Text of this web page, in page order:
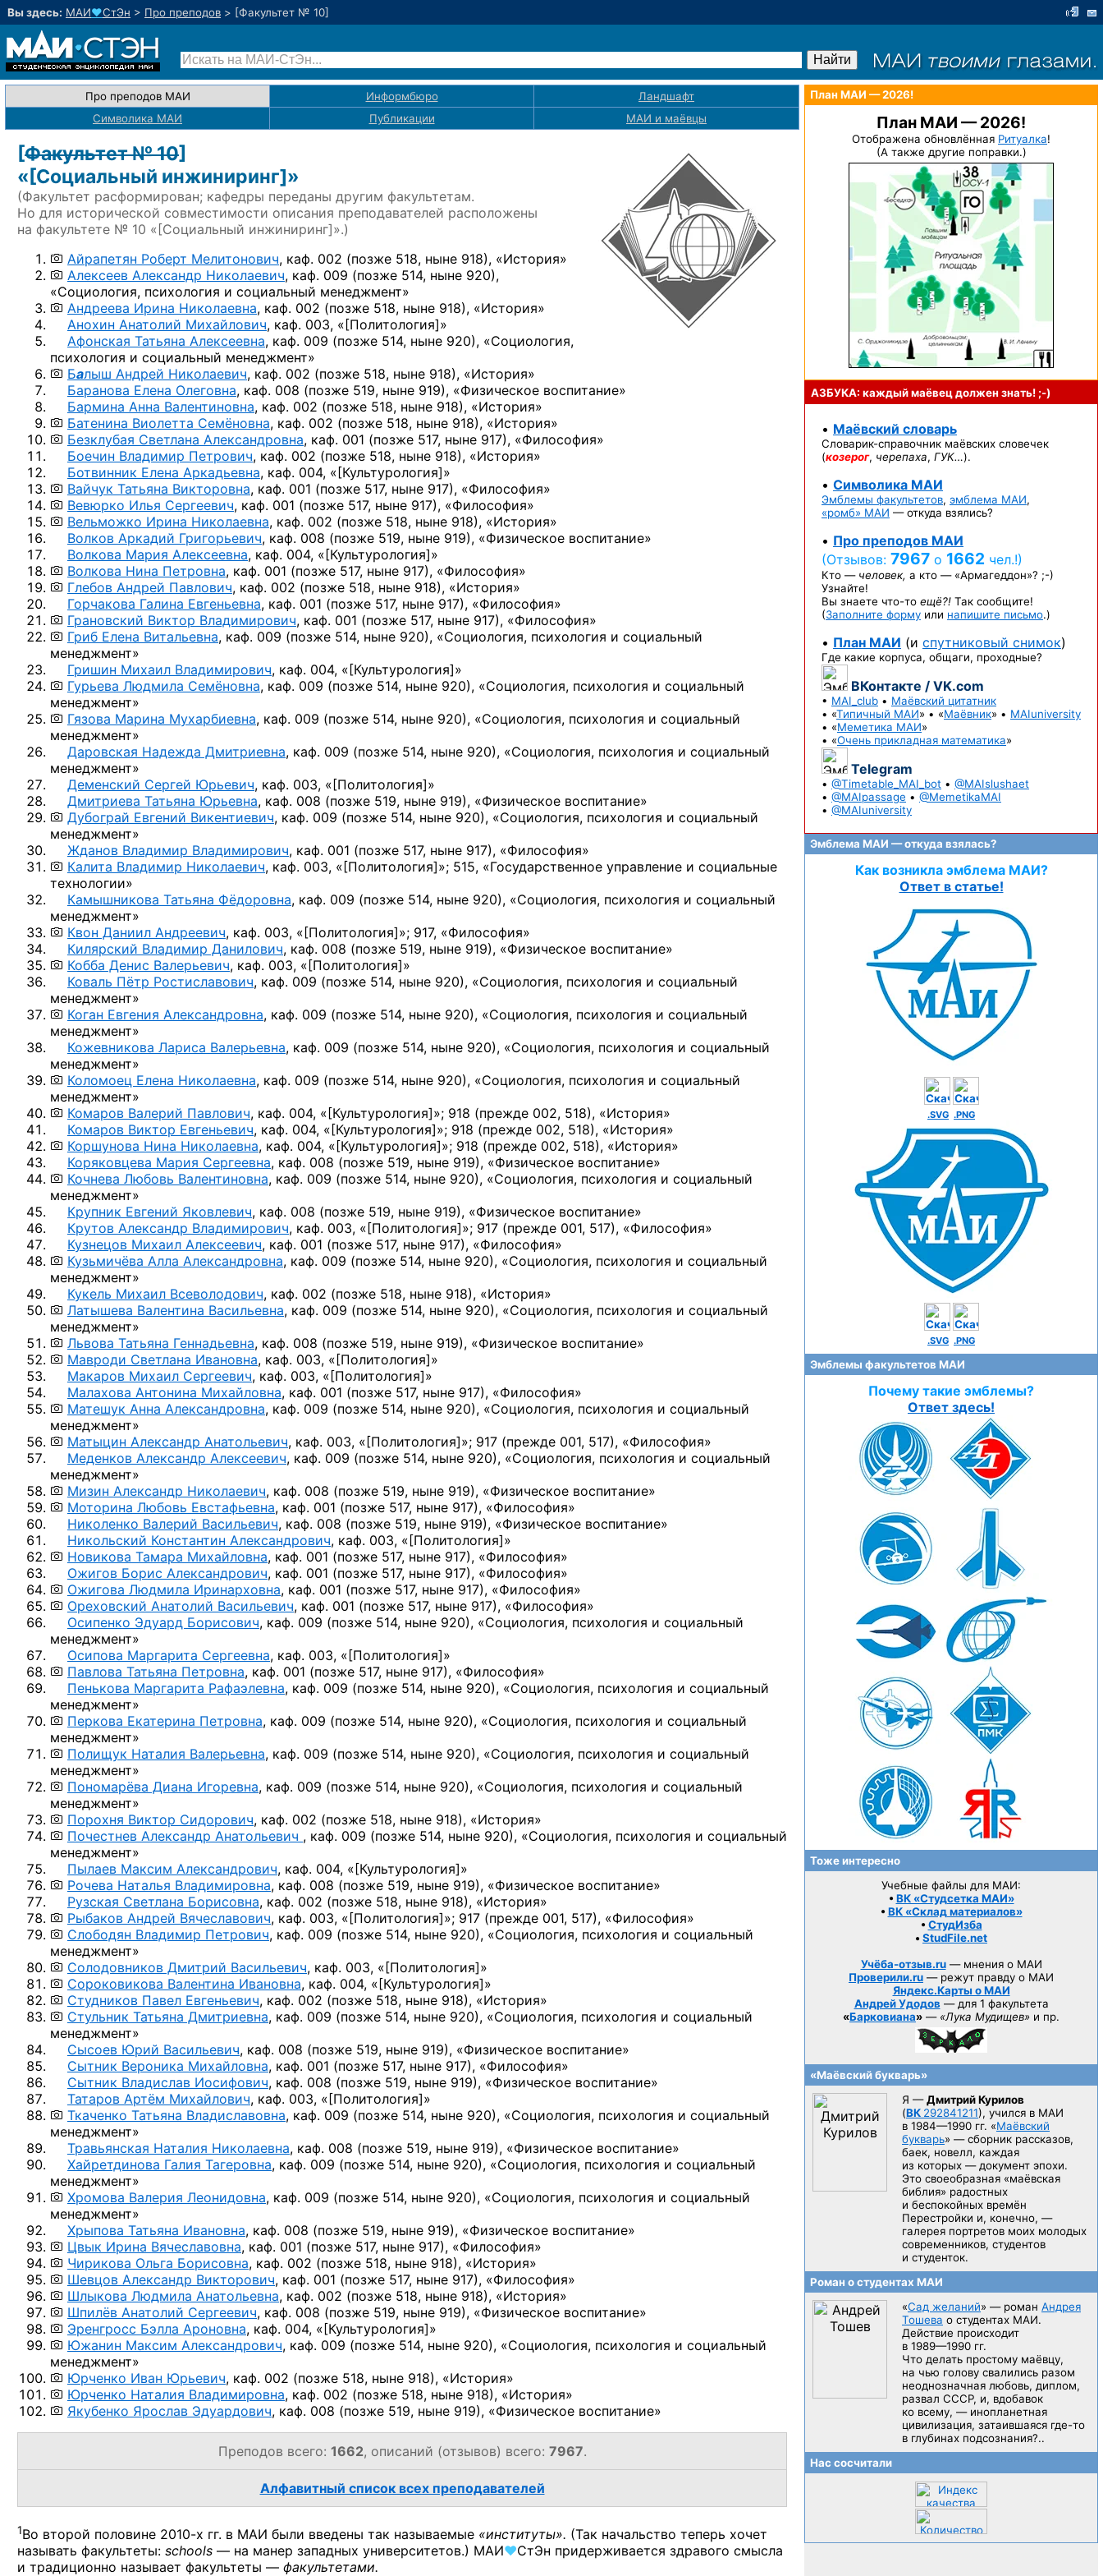
Вы здесь: МАИ♥СтЭн > Про преподов > [Факультет № 10]
Про преподов МАИ Информбюро
Ландшафт
Символика МАИ
Публикации МАИ и маёвцы
[Факультет № 10]
« [Социальный инжиниринг]»
(Факультет расформирован; кафедры переданы другим факультетам.
Но для исторической совместимости описания преподавателей расположены
на факультете № 10 « [Социальный инжиниринг]».)
Айрапетян Роберт Мелитонович, каф. 002 (позже 518, ныне 918), «История»
Алексеев Александр Николаевич, каф. 009 (позже 514, ныне 920),
«Социология, психология и социальный менеджмент»
Андреева Ирина Николаевна, каф. 002 (позже 518, ныне 918), «История»
Анохин Анатолий Михайлович, каф. 003, « [Политология]»
Афонская Татьяна Алексеевна, каф. 009 (позже 514, ныне 920), «Социология,
психология и социальный менеджмент»
Балыш Андрей Николаевич, каф. 002 (позже 518, ныне 918), «История»
Баранова Елена Олеговна, каф. 008 (позже 519, ныне 919), «Физическое воспитание»
Бармина Анна Валентиновна, каф. 002 (позже 518, ныне 918), «История»
Батенина Виолетта Семёновна, каф. 002 (позже 518, ныне 918), «История»
Безклубая Светлана Александровна, каф. 001 (позже 517, ныне 917), «Философия»
Боечин Владимир Петрович, каф. 002 (позже 518, ныне 918), «История»
Ботвинник Елена Аркадьевна, каф. 004, « [Культурология]»
Вайчук Татьяна Викторовна, каф. 001 (позже 517, ныне 917), «Философия»
Вевюрко Илья Сергеевич, каф. 001 (позже 517, ныне 917), «Философия»
Вельможко Ирина Николаевна, каф. 002 (позже 518, ныне 918), «История»
Волков Аркадий Григорьевич, каф. 008 (позже 519, ныне 919), «Физическое воспитание»
Волкова Мария Алексеевна, каф. 004, « [Культурология]»
Волкова Нина Петровна, каф. 001 (позже 517, ныне 917), «Философия»
Глебов Андрей Павлович, каф. 002 (позже 518, ныне 918), «История»
Горчакова Галина Евгеньевна, каф. 001 (позже 517, ныне 917), «Философия»
Грановский Виктор Владимирович, каф. 001 (позже 517, ныне 917), «Философия»
Гриб Елена Витальевна, каф. 009 (позже 514, ныне 920), «Социология, психология и социальный
менеджмент»
Гришин Михаил Владимирович, каф. 004, « [Культурология]»
Гурьева Людмила Семёновна, каф. 009 (позже 514, ныне 920), «Социология, психология и социальный
менеджмент»
Гязова Марина Мухарбиевна, каф. 009 (позже 514, ныне 920), «Социология, психология и социальный
менеджмент»
Даровская Надежда Дмитриевна, каф. 009 (позже 514, ныне 920), «Социология, психология и социальный
менеджмент»
Деменский Сергей Юрьевич, каф. 003, « [Политология]»
Дмитриева Татьяна Юрьевна, каф. 008 (позже 519, ныне 919), «Физическое воспитание»
Дубограй Евгений Викентиевич, каф. 009 (позже 514, ныне 920), «Социология, психология и социальный
менеджмент»
Жданов Владимир Владимирович, каф. 001 (позже 517, ныне 917), «Философия»
Калита Владимир Николаевич, каф. 003, « [Политология]»; 515, «Государственное управление и социальные
технологии»
Камышникова Татьяна Фёдоровна, каф. 009 (позже 514, ныне 920), «Социология, психология и социальный
менеджмент»
Квон Даниил Андреевич, каф. 003, « [Политология]»; 917, «Философия»
Килярский Владимир Данилович, каф. 008 (позже 519, ныне 919), «Физическое воспитание»
Кобба Денис Валерьевич, каф. 003, « [Политология]»
Коваль Пётр Ростиславович, каф. 009 (позже 514, ныне 920), «Социология, психология и социальный
менеджмент»
Коган Евгения Александровна, каф. 009 (позже 514, ныне 920), «Социология, психология и социальный
менеджмент»
Кожевникова Лариса Валерьевна, каф. 009 (позже 514, ныне 920), «Социология, психология и социальный
менеджмент»
Коломоец Елена Николаевна, каф. 009 (позже 514, ныне 920), «Социология, психология и социальный
менеджмент»
Комаров Валерий Павлович, каф. 004, « [Культурология]»; 918 (прежде 002, 518), «История»
Комаров Виктор Евгеньевич, каф. 004, « [Культурология]»; 918 (прежде 002, 518), «История»
Коршунова Нина Николаевна, каф. 004, « [Культурология]»; 918 (прежде 002, 518), «История»
Коряковцева Мария Сергеевна, каф. 008 (позже 519, ныне 919), «Физическое воспитание»
Кочнева Любовь Валентиновна, каф. 009 (позже 514, ныне 920), «Социология, психология и социальный
менеджмент»
Крупник Евгений Яковлевич, каф. 008 (позже 519, ныне 919), «Физическое воспитание»
Крутов Александр Владимирович, каф. 003, « [Политология]»; 917 (прежде 001, 517), «Философия»
Кузнецов Михаил Алексеевич, каф. 001 (позже 517, ныне 917), «Философия»
Кузьмичёва Алла Александровна, каф. 009 (позже 514, ныне 920), «Социология, психология и социальный
менеджмент»
Кукель Михаил Всеволодович, каф. 002 (позже 518, ныне 918), «История»
Латышева Валентина Васильевна, каф. 009 (позже 514, ныне 920), «Социология, психология и социальный
менеджмент»
Львова Татьяна Геннадьевна, каф. 008 (позже 519, ныне 919), «Физическое воспитание»
Мавроди Светлана Ивановна, каф. 003, « [Политология]»
Макаров Михаил Сергеевич, каф. 003, « [Политология]»
Малахова Антонина Михайловна, каф. 001 (позже 517, ныне 917), «Философия»
Матешук Анна Александровна, каф. 009 (позже 514, ныне 920), «Социология, психология и социальный
менеджмент»
Матыцин Александр Анатольевич, каф. 003, « [Политология]»; 917 (прежде 001, 517), «Философия»
Меденков Александр Алексеевич, каф. 009 (позже 514, ныне 920), «Социология, психология и социальный
менеджмент»
Мизин Александр Николаевич, каф. 008 (позже 519, ныне 919), «Физическое воспитание»
Моторина Любовь Евстафьевна, каф. 001 (позже 517, ныне 917), «Философия»
Николенко Валерий Васильевич, каф. 008 (позже 519, ныне 919), «Физическое воспитание»
Никольский Константин Александрович, каф. 003, « [Политология]»
Новикова Тамара Михайловна, каф. 001 (позже 517, ныне 917), «Философия»
Ожигов Борис Александрович, каф. 001 (позже 517, ныне 917), «Философия»
Ожигова Людмила Иринарховна, каф. 001 (позже 517, ныне 917), «Философия»
Ореховский Анатолий Васильевич, каф. 001 (позже 517, ныне 917), «Философия»
Осипенко Эдуард Борисович, каф. 009 (позже 514, ныне 920), «Социология, психология и социальный
менеджмент»
Осипова Маргарита Сергеевна, каф. 003, « [Политология]»
Павлова Татьяна Петровна, каф. 001 (позже 517, ныне 917), «Философия»
Пенькова Маргарита Рафаэлевна, каф. 009 (позже 514, ныне 920), «Социология, психология и социальный
менеджмент»
Перкова Екатерина Петровна, каф. 009 (позже 514, ныне 920), «Социология, психология и социальный
менеджмент»
Полищук Наталия Валерьевна, каф. 009 (позже 514, ныне 920), «Социология, психология и социальный
менеджмент»
Пономарёва Диана Игоревна, каф. 009 (позже 514, ныне 920), «Социология, психология и социальный
менеджмент»
Порохня Виктор Сидорович, каф. 002 (позже 518, ныне 918), «История»
Почестнев Александр Анатольевич , каф. 009 (позже 514, ныне 920), «Социология, психология и социальный
менеджмент»
Пылаев Максим Александрович, каф. 004, « [Культурология]»
Рочева Наталья Владимировна, каф. 008 (позже 519, ныне 919), «Физическое воспитание»
Рузская Светлана Борисовна, каф. 002 (позже 518, ныне 918), «История»
Рыбаков Андрей Вячеславович, каф. 003, « [Политология]»; 917 (прежде 001, 517), «Философия»
Слободян Владимир Петрович, каф. 009 (позже 514, ныне 920), «Социология, психология и социальный
менеджмент»
Солодовников Дмитрий Васильевич, каф. 003, « [Политология]»
Сороковикова Валентина Ивановна, каф. 004, « [Культурология]»
Студников Павел Евгеньевич, каф. 002 (позже 518, ныне 918), «История»
Стульник Татьяна Дмитриевна, каф. 009 (позже 514, ныне 920), «Социология, психология и социальный
менеджмент»
Сысоев Юрий Васильевич, каф. 008 (позже 519, ныне 919), «Физическое воспитание»
Сытник Вероника Михайловна, каф. 001 (позже 517, ныне 917), «Философия»
Сытник Владислав Иосифович, каф. 008 (позже 519, ныне 919), «Физическое воспитание»
Татаров Артём Михайлович, каф. 003, « [Политология]»
Ткаченко Татьяна Владиславовна, каф. 009 (позже 514, ныне 920), «Социология, психология и социальный
менеджмент»
Травьянская Наталия Николаевна, каф. 008 (позже 519, ныне 919), «Физическое воспитание»
Хайретдинова Галия Тагеровна, каф. 009 (позже 514, ныне 920), «Социология, психология и социальный
менеджмент»
Хромова Валерия Леонидовна, каф. 009 (позже 514, ныне 920), «Социология, психология и социальный
менеджмент»
Хрыпова Татьяна Ивановна, каф. 008 (позже 519, ныне 919), «Физическое воспитание»
Цвык Ирина Вячеславовна, каф. 001 (позже 517, ныне 917), «Философия»
Чирикова Ольга Борисовна, каф. 002 (позже 518, ныне 918), «История»
Шевцов Александр Викторович, каф. 001 (позже 517, ныне 917), «Философия»
Шлыкова Людмила Анатольевна, каф. 002 (позже 518, ныне 918), «История»
Шпилёв Анатолий Сергеевич, каф. 008 (позже 519, ныне 919), «Физическое воспитание»
Эренгросс Бэлла Ароновна, каф. 004, « [Культурология]»
Южанин Максим Александрович, каф. 009 (позже 514, ныне 920), «Социология, психология и социальный
менеджмент»
Юрченко Иван Юрьевич, каф. 002 (позже 518, ныне 918), «История»
Юрченко Наталия Владимировна, каф. 002 (позже 518, ныне 918), «История»
Якубенко Ярослав Эдуардович, каф. 008 (позже 519, ныне 919), «Физическое воспитание»
Преподов всего: 1662, описаний (отзывов) всего: 7967.
Алфавитный список всех преподавателей
1Во второй половине 2010-х гг. в МАИ были введены так называемые «институты». (Так начальство теперь хочет
называть факультеты: schools — на манер западных университетов.) МАИ♥СтЭн придерживается здравого смысла
и традиционно называет факультеты — факультетами.
План МАИ — 2026!
План МАИ — 2026!
Отображена обновлённая Ритуалка!
(А также другие поправки.)
АЗБУКА: каждый маёвец должензнать! ;-)
• Маёвский словарь
Словарик-справочник маёвских словечек
(козерог, черепаха, ГУК…).
• Символика МАИ
Эмблемы факультетов, эмблема МАИ,
«ромб» МАИ — откуда взялись?
• Про преподов МАИ
(Отзывов: 7967 о 1662 чел.!)
Кто — человек, а кто — «Армагеддон»? ;-)
Узнайте!
Вы знаете что-то ещё?! Так сообщите!
(Заполните форму или напишите письмо.)
• План МАИ (и спутниковый снимок)
Где какие корпуса, общаги, проходные?
ВКонтакте / VK.com
• MAI_club • Маёвский цитатник
• «Типичный МАИ» • «Маёвник» • MAIuniversity
• «Меметика МАИ»
• «Очень прикладная математика»
Telegram
• @Timetable_MAI_bot • @MAIslushaet
• @MAIpassage • @MemetikaMAI
• @MAIuniversity
Эмблема МАИ — откуда взялась?
Как возникла эмблема МАИ?
Ответ в статье!
.SVG .PNG
.SVG .PNG
Эмблемы факультетов МАИ
Почему такие эмблемы?
Ответ здесь!
Тоже интересно
Учебные файлы для МАИ:
• ВК «Студсетка МАИ»
• ВК «Склад материалов»
• СтудИзба
• StudFile.net
Учёба-отзыв.ru— мнения о МАИ
Проверили.ru — режут правду о МАИ
Яндекс.Карты о МАИ
Андрей Удодов — для 1 факультета
«Барковиана» — «Лука Мудищев» и пр.
«Маёвский букварь»
Я —Дмитрий Курилов
(ВК 292841211), учился в МАИ
в 1984—1990 гг. «Маёвский
букварь» — сборник рассказов,
баек, новелл, каждая
из которых — документ эпохи.
Это своеобразная «маёвская
библия» радостных
и беспокойных времён
Перестройки и, конечно, —
галерея портретов моих молодых
современников, студентов
и студенток.
Роман о студентах МАИ
«Сад желаний» — роман Андрея
Тошева о студентах МАИ.
Действие происходит
в 1989—1990 гг.
Что делать простому маёвцу,
на чью голову свалились разом
неоднозначная любовь, диплом,
развал CCCP, и, вдобавок
ко всему, — инопланетная
цивилизация, затаившаяся где-то
в глубинах подсознания?..
Нас сосчитали